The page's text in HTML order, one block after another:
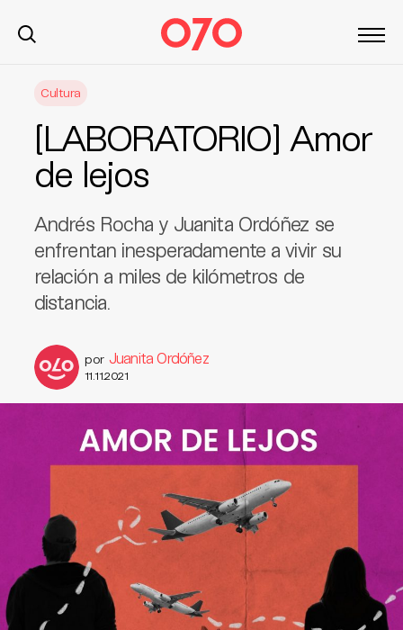
Cultura
[LABORATORIO] Amor
de lejos
Andrés Rocha y Juanita Ordóñez se
enfrentan inesperadamente a vivir su
relación a miles de kilómetros de
distancia.
por Juanita Ordóñez
11.11.2021